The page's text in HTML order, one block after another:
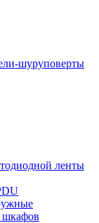
шуруповерты
ленты
шкафов